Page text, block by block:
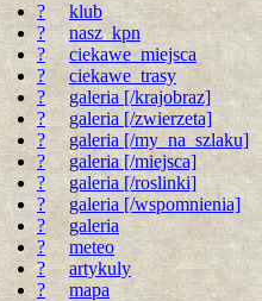
?
klub
?
nasz_kpn
?
ciekawe_miejsca
?
ciekawe_trasy
?
galeria [/krajobraz]
?
galeria [/zwierzeta]
?
galeria [/my_na_szlaku]
?
galeria [/miejsca]
?
galeria [/roslinki]
?
galeria [/wspomnienia]
?
galeria
?
meteo
?
artykuly
?
mapa